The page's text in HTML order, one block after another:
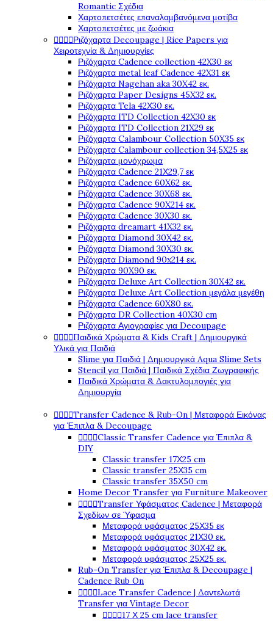
Romantic Σχέδια
Χαρτοπετσέτες επαναλαμβανόμενα μοτίβα
Χαρτοπετσέτες με ζωάκια
Ριζόχαρτα Decoupage | Rice Papers για
Χειροτεχνία & Δημιουργίες
Ριζόχαρτα Cadence collection 42X30 εκ
Ριζόχαρτα metal leaf Cadence 42X31 εκ
Ριζόχαρτα Nagehan aka 30X42 εκ.
Ριζόχαρτα Paper Designs 45X32 εκ.
Ριζόχαρτα Tela 42Χ30 εκ.
Ριζόχαρτα ITD Collection 42X30 εκ
Ριζόχαρτα ITD Collection 21X29 εκ
Ριζόχαρτα Calambour Collection 50X35 εκ
Ριζόχαρτα Calambour collection 34,5X25 εκ
Ριζόχαρτα μονόχρωμα
Ριζόχαρτα Cadence 21Χ29,7 εκ
Ριζόχαρτα Cadence 60X62 εκ.
Ριζόχαρτα Cadence 30X68 εκ.
Ριζόχαρτα Cadence 90X214 εκ.
Ριζόχαρτα Cadence 30X30 εκ.
Ριζόχαρτα dreamart 41X32 εκ.
Ριζόχαρτα Diamond 30X42 εκ.
Ριζόχαρτα Diamond 30X30 εκ.
Ριζόχαρτα Diamond 90x214 εκ.
Ριζόχαρτα 90X90 εκ.
Ριζόχαρτα Deluxe Art Collection 30X42 εκ.
Ριζόχαρτα Deluxe Art Collection μεγάλα μεγέθη
Ριζόχαρτα Cadence 60X80 εκ.
Ριζόχαρτα DR Collection 40X30 cm
Ριζόχαρτα Αγιογραφίες για Decoupage
Παιδικά Χρώματα & Kids Craft | Δημιουργικά
Υλικά για Παιδιά
Slime για Παιδιά | Δημιουργικά Aqua Slime Sets
Stencil για Παιδιά | Παιδικά Σχέδια Ζωγραφικής
Παιδικά Χρώματα & Δακτυλομπογιές για
Δημιουργία
Transfer Cadence & Rub-On | Μεταφορά Εικόνας
για Έπιπλα & Decoupage
Classic Transfer Cadence για Έπιπλα &
DIY
Classic transfer 17Χ25 cm
Classic transfer 25Χ35 cm
Classic transfer 35Χ50 cm
Home Decor Transfer για Furniture Makeover
Transfer Υφάσματος Cadence | Μεταφορά
Σχεδίων σε Ύφασμα
Μεταφορά υφάσματος 25Χ35 εκ
Μεταφορά υφάσματος 21Χ30 εκ.
Μεταφορά υφάσματος 30Χ42 εκ.
Μεταφορά υφάσματος 25Χ25 εκ.
Rub-On Transfer για Έπιπλα & Decoupage |
Cadence Rub On
Lace Transfer Cadence | Δαντελωτά
Transfer για Vintage Decor
17 Χ 25 cm lace transfer